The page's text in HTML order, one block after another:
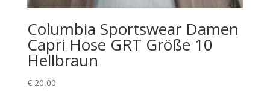
Columbia Sportswear Damen
Capri Hose GRT Größe 10
Hellbraun
€20,00